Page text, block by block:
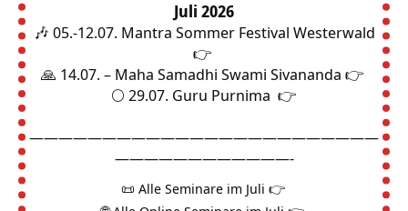
Juli 2026
🎶 05.-12.07. Mantra Sommer Festival Westerwald
👉
🙏 14.07. – Maha Samadhi Swami Sivananda 👉
🌕 29.07. Guru Purnima 👉
————————————————————————
————————————-
📜 Alle Seminare im Juli 👉